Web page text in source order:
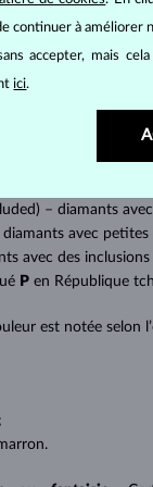
brillant. La taille
quantité, la taille
– diamants
avec petites
avec des
P en République
est notée selon
continuer à
accepter, mais
ici.